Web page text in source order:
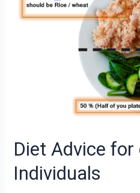
Diet Advice
Individuals
diabetic